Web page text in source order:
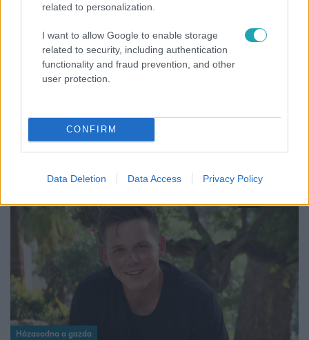
related to personalization.
I want to allow Google to enable storage
related to security, including authentication
functionality and fraud prevention, and other
user protection.
CONFIRM
Data Deletion Data Access Privacy Policy
2024. január 16. 15:20
Vadon Jani helyett
Házasodna a gazda